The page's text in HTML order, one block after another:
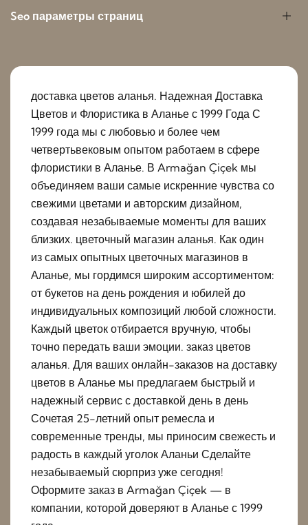
Seo параметры страниц
доставка цветов аланья. Надежная Доставка
Цветов и Флористика в Аланье с 1999 Года С
1999 года мы с любовью и более чем
четвертьвековым опытом работаем в сфере
флористики в Аланье. В Armağan Çiçek мы
объединяем ваши самые искренние чувства со
свежими цветами и авторским дизайном,
создавая незабываемые моменты для ваших
близких. цветочный магазин аланья. Как один
из самых опытных цветочных магазинов в
Аланье, мы гордимся широким ассортиментом:
от букетов на день рождения и юбилей до
индивидуальных композиций любой сложности.
Каждый цветок отбирается вручную, чтобы
точно передать ваши эмоции. заказ цветов
аланья. Для ваших онлайн-заказов на доставку
цветов в Аланье мы предлагаем быстрый и
надежный сервис с доставкой день в день
Сочетая 25-летний опыт ремесла и
современные тренды, мы приносим свежесть и
радость в каждый уголок Аланьи Сделайте
незабываемый сюрприз уже сегодня!
Оформите заказ в Armağan Çiçek — в
компании, которой доверяют в Аланье с 1999